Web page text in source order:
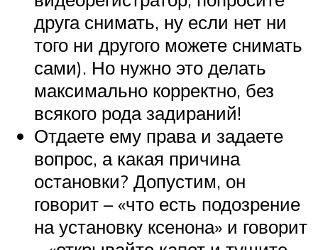
друга снимать, ну если нет ни
того ни другого можете снимать
сами). Но нужно это делать
максимально корректно, без
всякого рода задираний!
Отдаете ему права и задаете
вопрос, а какая причина
остановки? Допустим, он
говорит – «что есть подозрение
на установку ксенона» и говорит